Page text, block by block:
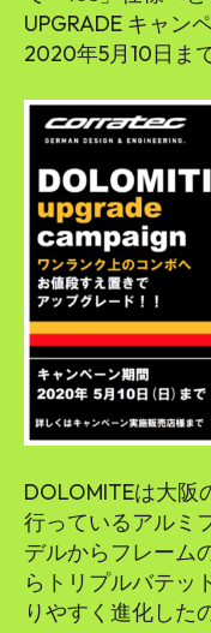
UPGRADE キャン
2020年5月10日まで
DOLOMITEは大阪
行っているアルミ
デルからフレーム
らトリプルバテッ
りやすく進化した